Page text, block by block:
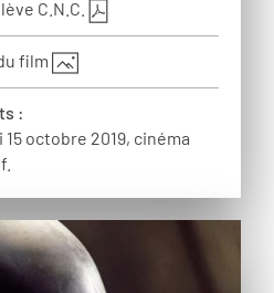
C.N.C.
film
:
15 octobre 2019, cinéma